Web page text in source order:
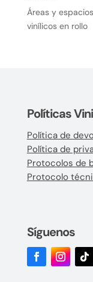
Áreas y
vinílicos en rollo
Políticas
Política de
Política de
Protocolos de
Protocolo
Síguenos